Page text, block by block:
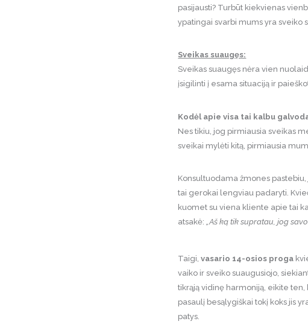
pasijausti? Turbūt kiekvienas
ypatingai svarbi mums yra sveiko
Sveikas suaugęs:
Sveikas suaugęs nėra vien
įsigilinti į esama situaciją ir
Kodėl apie visa tai kalbu
Nes tikiu, jog pirmiausia sveikas
sveikai mylėti kitą, pirmiausia
Konsultuodama žmones
tai gerokai lengviau padaryti.
kuomet su viena kliente apie tai
atsakė:„Aš ką tik supratau, jog
Taigi,vasario 14-osios proga
vaiko ir sveiko suaugusiojo,
tikrąją vidinę harmoniją, eikite
pasaulį besąlygiškai tokį koks jis
patys.